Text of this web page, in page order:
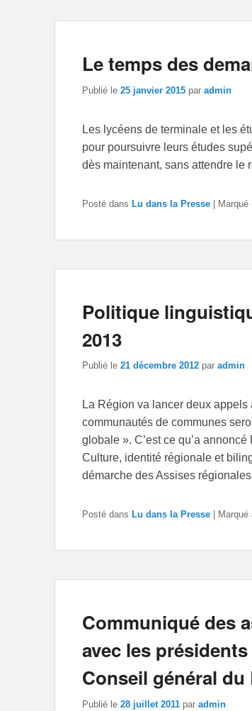
Le temps des
Publié le 25 janvier 2015 par admin
Les lycéens de terminale et les
pour poursuivre leurs études
dès maintenant, sans attendre le
Posté dans Lu dans la Presse | Marqué
Politique
2013
Publié le 21 décembre 2012 par admin
La Région va lancer deux
communautés de communes
globale ». C’est ce qu’a
Culture, identité régionale et
démarche des Assises
Posté dans Lu dans la Presse Marqué
Communiqué des
avec les
Conseil général du
Publié le 28 juillet 2011 par admin